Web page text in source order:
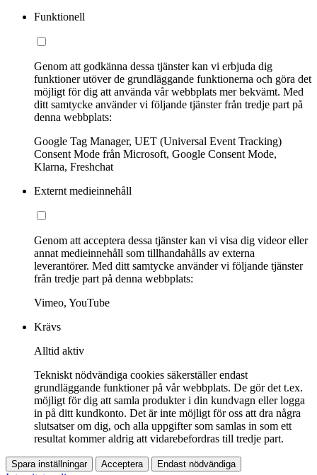
Funktionell
Genom att godkänna dessa tjänster kan vi erbjuda dig
funktioner utöver de grundläggande funktionerna och göra det
möjligt för dig att använda vår webbplats mer bekvämt. Med
ditt samtycke använder vi följande tjänster från tredje part på
denna webbplats:
Google Tag Manager, UET (Universal Event Tracking)
Consent Mode från Microsoft, Google Consent Mode,
Klarna, Freshchat
Externt medieinnehåll
Genom att acceptera dessa tjänster kan vi visa dig videor eller
annat medieinnehåll som tillhandahålls av externa
leverantörer. Med ditt samtycke använder vi följande tjänster
från tredje part på denna webbplats:
Vimeo, YouTube
Krävs
Alltid aktiv
Tekniskt nödvändiga cookies säkerställer endast
grundläggande funktioner på vår webbplats. De gör det t.ex.
möjligt för dig att samla produkter i din kundvagn eller logga
in på ditt kundkonto. Det är inte möjligt för oss att dra några
slutsatser om dig, och alla uppgifter som samlas in som ett
resultat kommer aldrig att vidarebefordras till tredje part.
Spara inställningar Acceptera Endast nödvändiga